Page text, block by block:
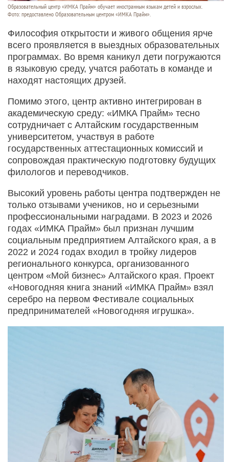
Образовательный центр «ИМКА Прайм» обучает иностранным языкам детей и взрослых.
Фото: предоставлено Образовательным центром «ИМКА Прайм».
Философия открытости и живого общения ярче
всего проявляется в выездных образовательных
программах. Во время каникул дети погружаются
в языковую среду, учатся работать в команде и
находят настоящих друзей.
Помимо этого, центр активно интегрирован в
академическую среду: «ИМКА Прайм» тесно
сотрудничает с Алтайским государственным
университетом, участвуя в работе
государственных аттестационных комиссий и
сопровождая практическую подготовку будущих
филологов и переводчиков.
Высокий уровень работы центра подтвержден не
только отзывами учеников, но и серьезными
профессиональными наградами. В 2023 и 2026
годах «ИМКА Прайм» был признан лучшим
социальным предприятием Алтайского края, а в
2022 и 2024 годах входил в тройку лидеров
регионального конкурса, организованного
центром «Мой бизнес» Алтайского края. Проект
«Новогодняя книга знаний «ИМКА Прайм» взял
серебро на первом Фестивале социальных
предпринимателей «Новогодняя игрушка».